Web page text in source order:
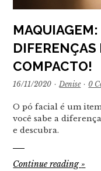
DIFERENÇAS
COMPACTO!
16/11/2020 · Denise · 0
O pó facial é um
você sabe a
e descubra.
Continue reading»